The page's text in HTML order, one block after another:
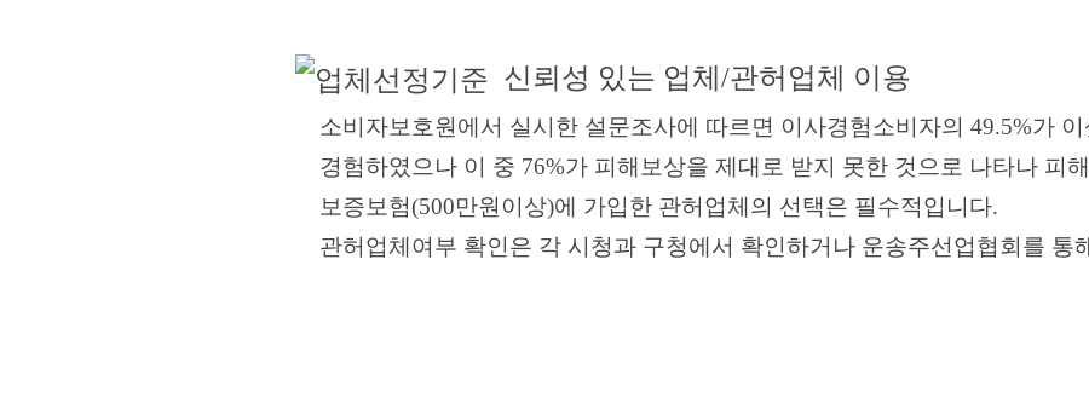
신뢰성 있는 업체/관허업체 이용
소비자보호원에서 실시한 설문조사에 따르면 이사경험소비자의 49.5%가
경험하였으나 이 중 76%가 피해보상을 제대로 받지 못한 것으로 나타나 피
보증보험(500만원이상)에 가입한 관허업체의 선택은 필수적입니다.
관허업체여부 확인은 각 시청과 구청에서 확인하거나 운송주선업협회를 통